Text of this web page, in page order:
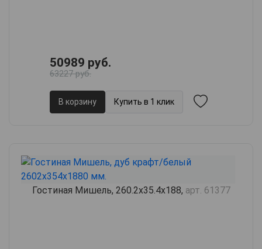
50989 руб.
63227 руб.
В корзину Купить в 1 клик
Гостиная Мишель, 260.2х35.4х188, арт. 61377